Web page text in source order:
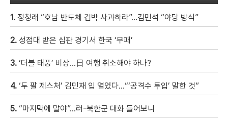
1. 정청래 “호남 반도체 겁박 사과하라”…김민석 “야당 방식”
2. 성접대 받은 심판 경기서 한국 ‘무패’
3. ‘더블 태풍’ 비상…日 여행 취소해야 하나?
4. ‘두 팔 제스처’ 김민재 입 열었다…“‘공격수 투입’ 말한 것”
5. “마지막에 말야”…러-북한군 대화 들어보니